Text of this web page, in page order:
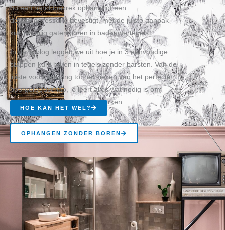
nu een handdoekrek ophangt of een
doucheaccessoire bevestigt, met de juiste aanpak
kun je veilig gaten boren in badkamertegels.
In deze blog leggen we uit hoe je in 3 eenvoudige
stappen kunt boren in tegels zonder barsten. Van de
juiste voorbereiding tot het kiezen van het perfecte
boorgereedschap, je leert alles wat nodig is om
moeiteloos en schadevrij te werken.
HOE KAN HET WEL?
OPHANGEN ZONDER BOREN